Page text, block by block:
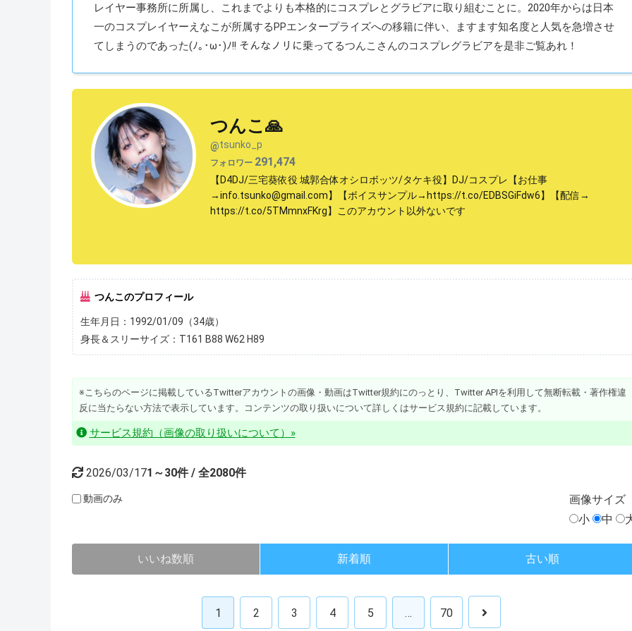
レイヤー事務所に所属し、これまでよりも本格的にコスプレとグラビアに取り組むことに。2020年からは日本
一のコスプレイヤーえなこが所属するPPエンタープライズへの移籍に伴い、ますます知名度と人気を急増させ
てしまうのであった(ﾉ｡･ω･)ﾉ!! そんなノリに乗ってるつんこさんのコスプレグラビアを是非ご覧あれ！
つんこ🙏
@tsunko_p
フォロワー 291,474
【D4DJ/三宅葵依役 城郭合体オシロボッツ/タケキ役】DJ/コスプレ【お仕事
→info.tsunko@gmail.com】【ボイスサンプル→https://t.co/EDBSGiFdw6】【配信→
https://t.co/5TMmnxFKrg】このアカウント以外ないです
つんこのプロフィール
生年月日：1992/01/09（34歳）
身長＆スリーサイズ：T161 B88 W62 H89
※こちらのページに掲載しているTwitterアカウントの画像・動画はTwitter規約にのっとり、Twitter APIを利用して無断転載・著作権違
反に当たらない方法で表示しています。コンテンツの取り扱いについて詳しくはサービス規約に記載しています。
サービス規約（画像の取り扱いについて）»
2026/03/171～30件 / 全2080件
動画のみ 画像サイズ
小
中
いいね数順 新着順 古い順
1 2 3 4 5 … 70